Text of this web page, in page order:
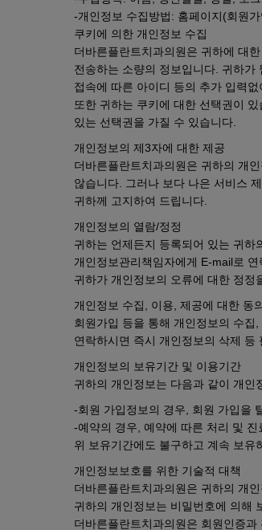
-개인정보 수집방법: 홈페이지(회원
쿠키에 의한 개인정보 수집
더바른플란트치과의원은 귀하에 대
전송하는 소량의 정보입니다. 귀하
접속에 따른 아이디 등의 추가 입력
또한 귀하는 쿠키에 대한 선택권이
있는 선택권을 가질 수 있습니다.
개인정보의 제3자에 대한 제공
더바른플란트치과의원은 귀하의 개
않습니다. 그러나 보다 나은 서비스
귀하께 고지하여 드립니다.
개인정보의 열람/정정
귀하는 언제든지 등록되어 있는 귀
개인정보관리책임자에게 E-mail로 연
귀하가 개인정보의 오류에 대한 정정
개인정보 수집, 이용, 제공에 대한 동
회원가입 등을 통해 개인정보의 수
연락하시면 즉시 개인정보의 삭제 등
개인정보의 보유기간 및 이용기간
귀하의 개인정보는 다음과 같이 개
-회원 가입정보의 경우, 회원 가입을
-예약의 경우, 예약에 따른 처리 및 진
위 보유기간에도 불구하고 계속 보
개인정보보호를 위한 기술적 대책
더바른플란트치과의원은 귀하의 개
귀하의 개인정보는 비밀번호에 의해
더바른플란트치과의원은 회원인증